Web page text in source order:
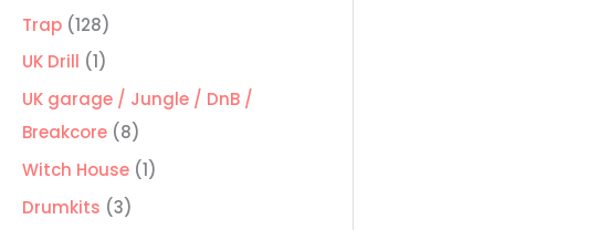
productos
Trap 128128
productos
UK Drill 11
producto
UK garage / Jungle / DnB /
Breakcore
88
productos
Witch House 11
Drumkits 33